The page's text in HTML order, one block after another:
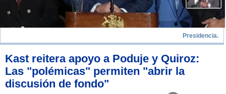
Presidencia.
Kast reitera apoyo a Poduje y Quiroz:
Las "polémicas" permiten "abrir la
discusión de fondo"